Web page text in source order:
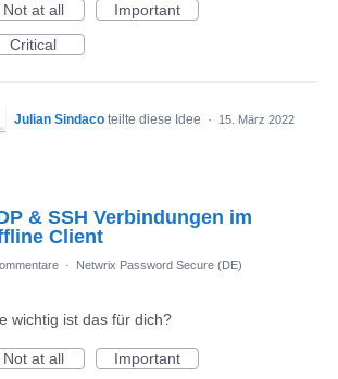
Not at all
Important
Critical
Julian Sindaco teilte diese Idee · 15. März 2022
& SSH Verbindungen im
Client
· Netwrix Password Secure (DE)
wichtig ist das für dich?
Not at all
Important